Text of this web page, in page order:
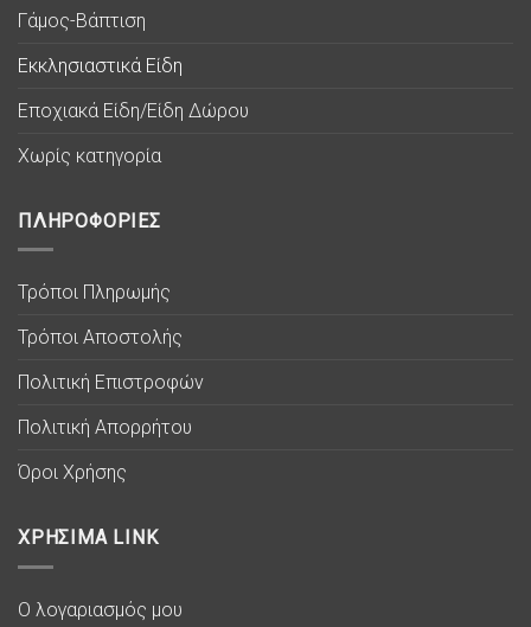
Γάμος-Βάπτιση
Εκκλησιαστικά Είδη
Εποχιακά Είδη/Είδη Δώρου
Χωρίς κατηγορία
ΠΛΗΡΟΦΟΡΙΕΣ
Τρόποι Πληρωμής
Τρόποι Αποστολής
Πολιτική Επιστροφών
Πολιτική Απορρήτου
Όροι Χρήσης
ΧΡΗΣΙΜΑ LINK
Ο λογαριασμός μου